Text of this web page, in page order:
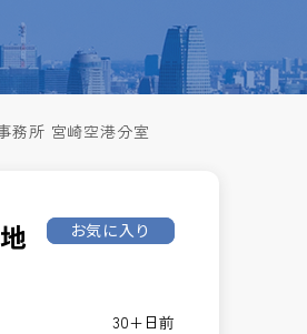
務所 宮崎空港分室
お気に入り
30+日前